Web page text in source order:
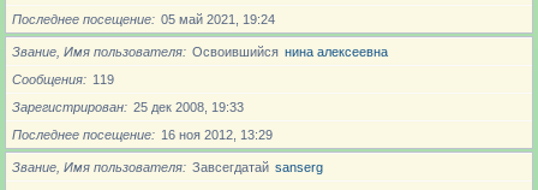
Последнее посещение
05 май 2021, 19:24
Звание, Имя пользователя Освоившийся нина алексеевна
Сообщения
119
Зарегистрирован
25 дек 2008, 19:33
Последнее посещение
16 ноя 2012, 13:29
Звание, Имя пользователя Завсегдатай sanserg